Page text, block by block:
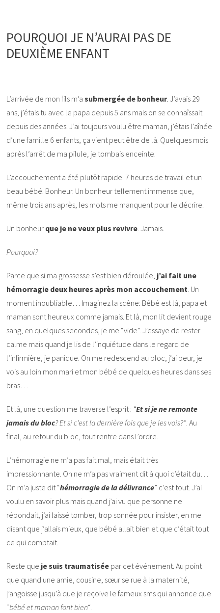
POURQUOI JE N’AURAI PAS DE
DEUXIÈME ENFANT
L’arrivée de mon fils m’asubmergée de bonheur. J’avais 29
ans, j’étais tu avec le papa depuis 5 ans mais on se connaîssait
depuis des années. J’ai toujours voulu être maman, j’étais l’aînée
d’une famille 6 enfants, ça vient peut être de là. Quelques mois
après l’arrêt de ma pilule, je tombais enceinte.
L’accouchement a été plutôt rapide. 7 heures de travail et un
beau bébé. Bonheur. Un bonheur tellement immense que,
même trois ans après, les mots me manquent pour le décrire.
Un bonheur que je ne veux plus revivre . Jamais.
Pourquoi?
Parce que si ma grossesse s’est bien déroulée, j’ai fait une
hémorragie deux heures après mon accouchement . Un
moment inoubliable… Imaginez la scène: Bébé est là, papa et
maman sont heureux comme jamais. Et là, mon lit devient rouge
sang, en quelques secondes, je me “vide”. J’essaye de rester
calme mais quand je lis de l’inquiétude dans le regard de
l’infirmière, je panique. On me redescend au bloc, j’ai peur, je
vois au loin mon mari et mon bébé de quelques heures dans ses
bras…
Et là, une question me traverse l’esprit : “Et si je ne remonte
jamais du bloc? Et si c’est la dernière fois que je les vois?” . Au
final, au retour du bloc, tout rentre dans l’ordre.
L’hémorragie ne m’a pas fait mal, mais était très
impressionnante. On ne m’a pas vraiment dit à quoi c’était du…
On m’a juste dit “hémorragie de la délivrance” c’est tout. J’ai
voulu en savoir plus mais quand j’ai vu que personne ne
répondait, j’ai laissé tomber, trop sonnée pour insister, en me
disant que j’allais mieux, que bébé allait bien et que c’était tout
ce qui comptait.
Reste que je suis traumatisée par cet événement. Au point
que quand une amie, cousine, sœur se rue à la maternité,
j’angoisse jusqu’à que je reçoive le fameux sms qui annonce que
“bébé et maman font bien“.